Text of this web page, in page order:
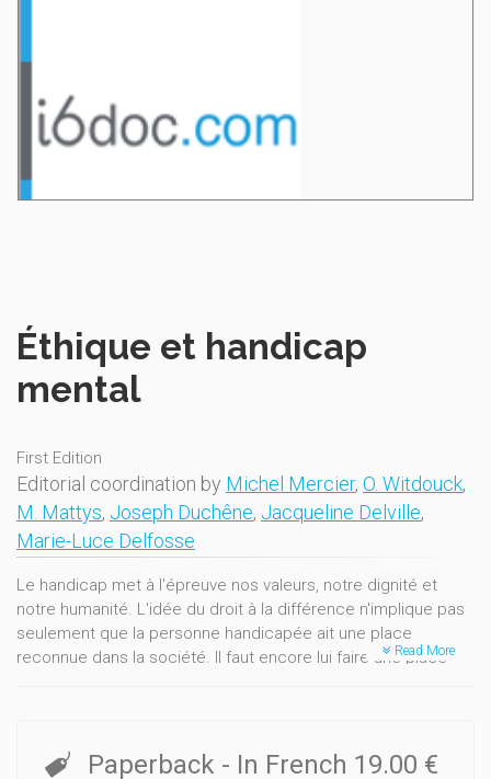
Éthique et handicap
mental
First Edition
Editorial coordination by Michel Mercier, O. Witdouck,
M. Mattys, Joseph Duchêne, Jacqueline Delville,
Marie-Luce Delfosse
Le handicap met à l'épreuve nos valeurs, notre dignité et
notre humanité. L'idée du droit à la différence n'implique pas
seulement que la personne handicapée ait une place
reconnue dans la société. Il faut encore lui faire une place
recherche, se veut le reflet de points de vue mutliples,
Read More
Paperback - In French 19.00 €